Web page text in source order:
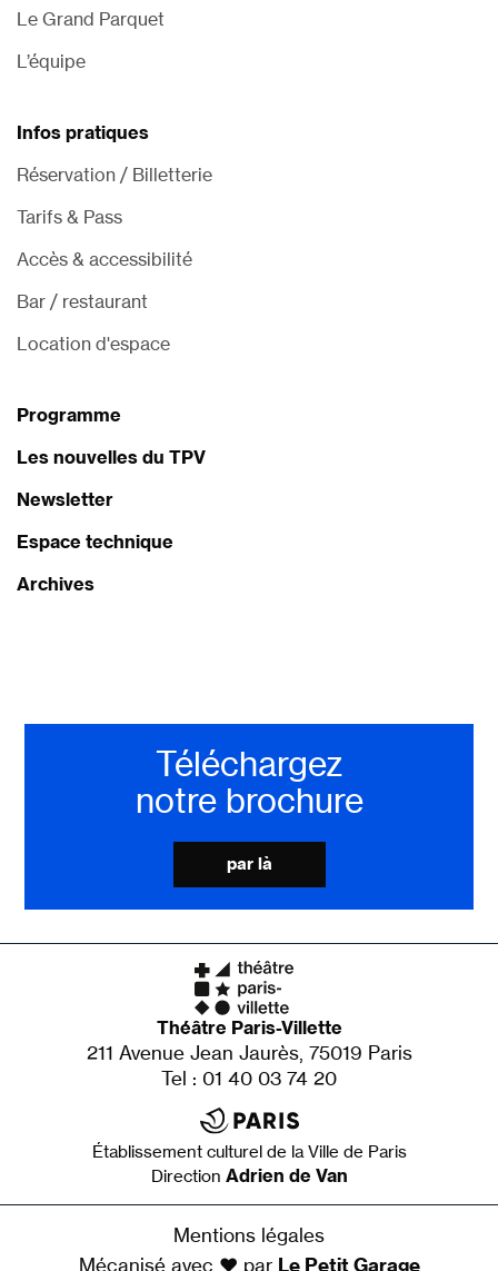
Le Grand Parquet
L’équipe
Infos pratiques
Réservation / Billetterie
Tarifs & Pass
Accès & accessibilité
Bar / restaurant
Location d'espace
Programme
Les nouvelles du TPV
Newsletter
Espace technique
Archives
Téléchargez
notre brochure
par là
Théâtre Paris-Villette
211 Avenue Jean Jaurès, 75019 Paris
Tel : 01 40 03 74 20
Établissement culturel de la Ville de Paris
Direction Adrien de Van
Mentions légales
Mécanisé avec ♥ par Le Petit Garage